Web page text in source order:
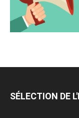
SÉLECTION DE